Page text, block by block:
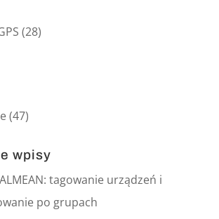
(28)
(47)
wpisy
tagowanie urządzeń i
po grupach